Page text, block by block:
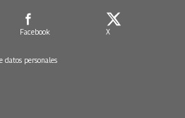
Facebook X
personales